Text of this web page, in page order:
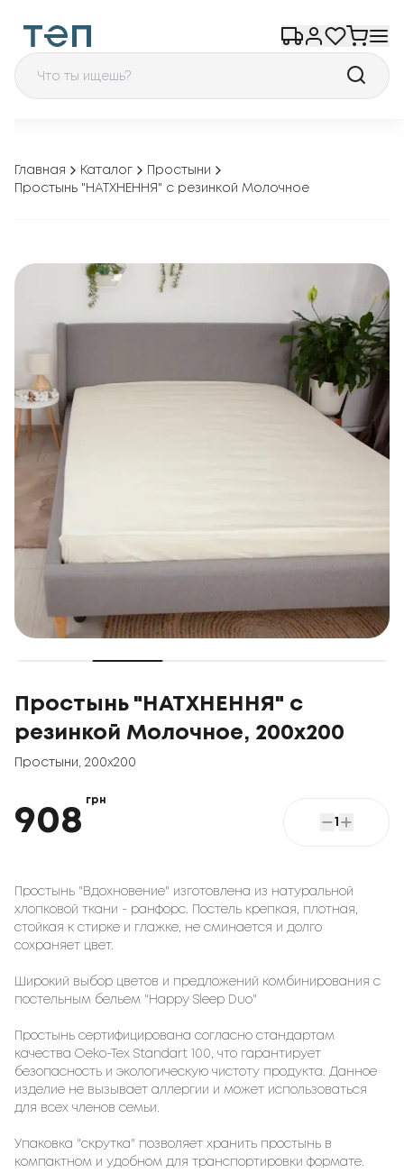
Главная Каталог
Простыни
Простынь "НАТХНЕННЯ" с резинкой Молочное
Простынь "НАТХНЕННЯ" с
резинкой Молочное, 200x200
Простыни 200x200
908
грн
1
Простынь "Вдохновение" изготовлена из натуральной
хлопковой ткани - ранфорс. Постель крепкая, плотная,
стойкая к стирке и глажке, не сминается и долго
сохраняет цвет.
Широкий выбор цветов и предложений комбинирования с
постельным бельем "Happy Sleep Duo"
Простынь сертифицирована согласно стандартам
качества Oeko-Tex Standart 100, что гарантирует
безопасность и экологическую чистоту продукта. Данное
изделие не вызывает аллергии и может использоваться
для всех членов семьи.
Упаковка "скрутка" позволяет хранить простынь в
компактном и удобном для транспортировки формате.